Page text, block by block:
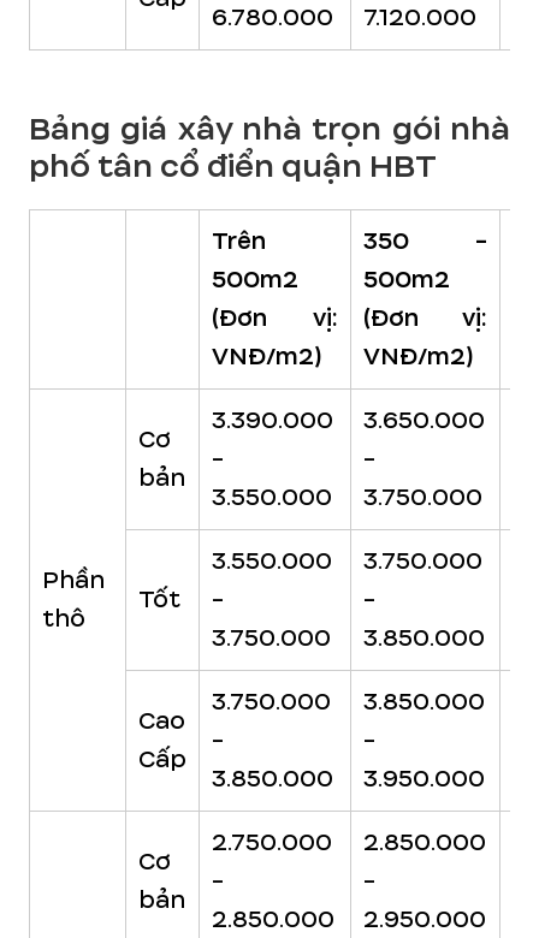
6.780.000 7.120.000
Bảng giá xây nhà trọn gói nhà
phố tân cổ điển quận HBT
Trên
500m2
(Đơn vị:
VNĐ/m2)
350 -
500m2
(Đơn vị:
VNĐ/m2)
Phần
thô
Cơ
bản
3.390.000
-
3.550.000
3.650.000
-
3.750.000
Tốt
3.550.000
-
3.750.000
3.750.000
-
3.850.000
Cao
Cấp
3.750.000
-
3.850.000
3.850.000
-
3.950.000
Cơ
bản
2.750.000
-
2.850.000
2.850.000
-
2.950.000